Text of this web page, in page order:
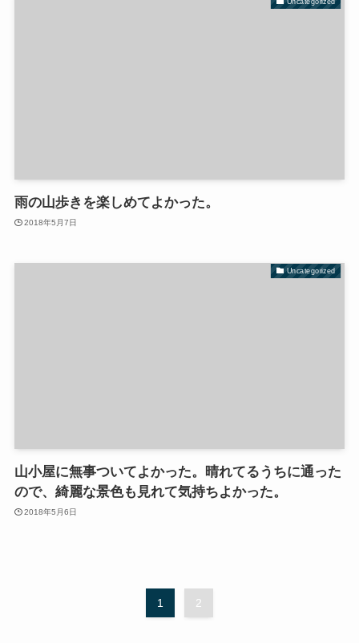
Uncategorized
雨の山歩きを楽しめてよかった。
2018年5月7日
Uncategorized
山小屋に無事ついてよかった。晴れてるうちに通った
ので、綺麗な景色も見れて気持ちよかった。
2018年5月6日
1 2